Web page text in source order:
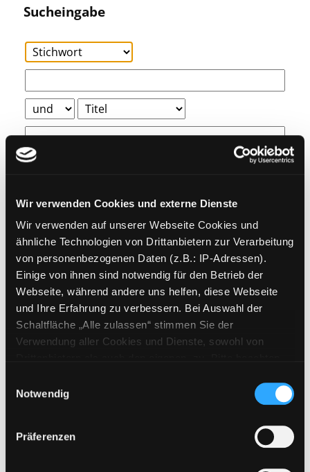
Wir verwenden Cookies und externe Dienste
Wir verwenden auf unserer Webseite Cookies und
ähnliche Technologien von Drittanbietern zur Verarbeitung
von personenbezogenen Daten (z.B.: IP-Adressen).
Einige von ihnen sind notwendig für den Betrieb der
Webseite, während andere uns helfen, diese Webseite
und Ihre Erfahrung zu verbessern. Bei Auswahl der
Schaltfläche „Alle zulassen“ stimmen Sie der
Verwendung aller Cookies und Dienste, sowohl von
Cookies von Drittanbietern, eine Verarbeitung in
unsicheren Drittländern (Länder außerhalb des EWR
ohne adäquates Datenschutzniveau) stattfinden kann. In
diesem Zusammenhang können aktuell Risiken für
Notwendig
Präferenzen
Sucheingabe
Weitere Suchkriterien
Erwerbungen der letzten Tage
Jahr von
Medien anzeigen, die nach dem Jahr veröffentlicht
Jahr bis
Medien anzeigen, die vor dem
E-Medien
Mediengruppe